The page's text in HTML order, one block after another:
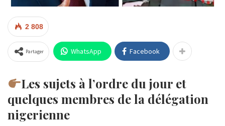
2 808
Partager WhatsApp Facebook
Les sujets à l’ordre du jour et
quelques membres de la délégation
nigerienne